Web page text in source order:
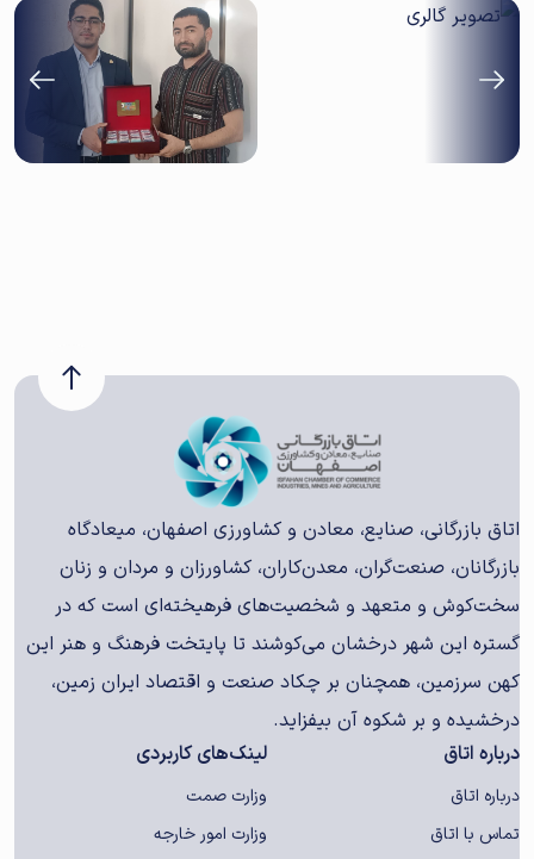
اتاق بازرگانی، صنایع، معادن و کشاورزی اصفهان، میعادگاه
بازرگانان، صنعت‌گران، معدن‌کاران، کشاورزان و مردان و زنان
سخت‌کوش و متعهد و شخصیت‌های فرهیخته‌ای است که در
گستره این شهر درخشان می‌کوشند تا پایتخت فرهنگ و هنر این
کهن سرزمین، همچنان بر چکاد صنعت و اقتصاد ایران زمین،
درخشیده و بر شکوه آن بیفزاید.
درباره اتاق
درباره اتاق
تماس با اتاق
لینک‌های کاربردی
وزارت صمت
وزارت امور خارجه